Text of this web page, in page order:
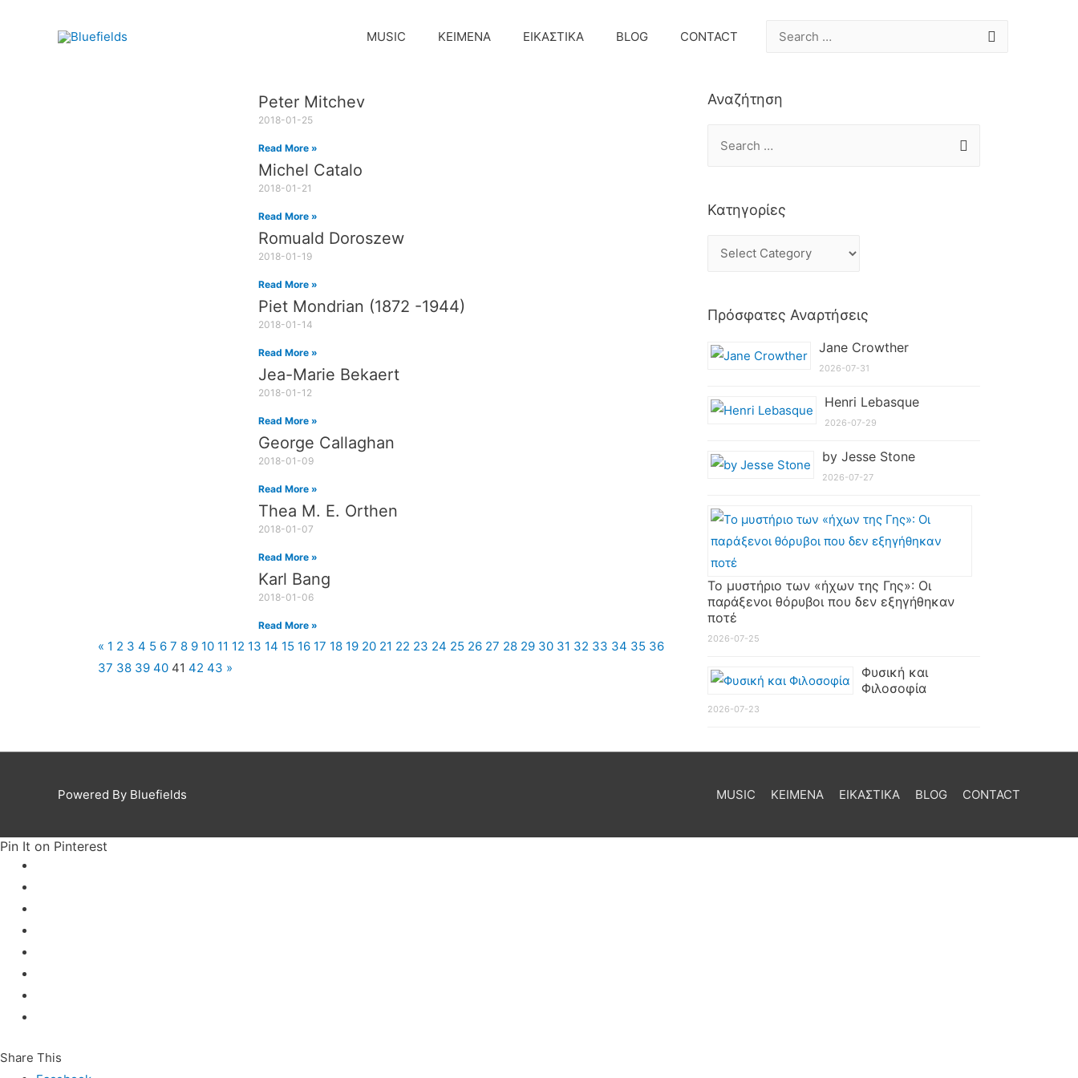
MUSIC ΚΕΙΜΕΝΑ ΕΙΚΑΣΤΙΚΑ BLOG CONTACT
Peter Mitchev
2018-01-25
Read More »
Michel Catalo
2018-01-21
Read More »
Romuald Doroszew
2018-01-19
Read More »
Piet Mondrian (1872 -1944)
2018-01-14
Read More »
Jea-Marie Bekaert
2018-01-12
Read More »
George Callaghan
2018-01-09
Read More »
Thea M. E. Orthen
2018-01-07
Read More »
Karl Bang
2018-01-06
Read More »
« 1 2 3 4 5 6 7 8 9 10 11 12 13 14 15 16 17 18 19 20 21 22 23 24 25 26 27 28 29 30 31 32 33 34 35 36
37 38 39 40 41 42 43 »
Αναζήτηση
Κατηγορίες
Πρόσφατες Αναρτήσεις
Jane Crowther
2026-07-31
Henri Lebasque
2026-07-29
by Jesse Stone
2026-07-27
Το μυστήριο των «ήχων της Γης»: Οι
παράξενοι θόρυβοι που δεν εξηγήθηκαν
ποτέ
2026-07-25
Φυσική και
Φιλοσοφία
2026-07-23
Powered By Bluefields MUSIC ΚΕΙΜΕΝΑ ΕΙΚΑΣΤΙΚΑ BLOG CONTACT
Pin It on Pinterest
Share This